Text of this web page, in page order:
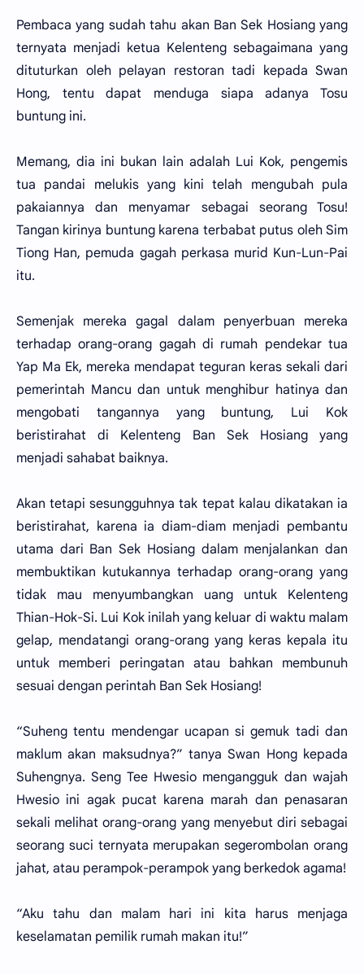
Pembaca yang sudah tahu akan Ban Sek Hosiang yang
ternyata menjadi ketua Kelenteng sebagaimana yang
dituturkan oleh pelayan restoran tadi kepada Swan
Hong, tentu dapat menduga siapa adanya Tosu
buntung ini.
Memang, dia ini bukan lain adalah Lui Kok, pengemis
tua pandai melukis yang kini telah mengubah pula
pakaiannya dan menyamar sebagai seorang Tosu!
Tangan kirinya buntung karena terbabat putus oleh Sim
Tiong Han, pemuda gagah perkasa murid Kun-Lun-Pai
itu.
Semenjak mereka gagal dalam penyerbuan mereka
terhadap orang-orang gagah di rumah pendekar tua
Yap Ma Ek, mereka mendapat teguran keras sekali dari
pemerintah Mancu dan untuk menghibur hatinya dan
mengobati tangannya yang buntung, Lui Kok
beristirahat di Kelenteng Ban Sek Hosiang yang
menjadi sahabat baiknya.
Akan tetapi sesungguhnya tak tepat kalau dikatakan ia
beristirahat, karena ia diam-diam menjadi pembantu
utama dari Ban Sek Hosiang dalam menjalankan dan
membuktikan kutukannya terhadap orang-orang yang
tidak mau menyumbangkan uang untuk Kelenteng
Thian-Hok-Si. Lui Kok inilah yang keluar di waktu malam
gelap, mendatangi orang-orang yang keras kepala itu
untuk memberi peringatan atau bahkan membunuh
sesuai dengan perintah Ban Sek Hosiang!
“Suheng tentu mendengar ucapan si gemuk tadi dan
maklum akan maksudnya?” tanya Swan Hong kepada
Suhengnya. Seng Tee Hwesio mengangguk dan wajah
Hwesio ini agak pucat karena marah dan penasaran
sekali melihat orang-orang yang menyebut diri sebagai
seorang suci ternyata merupakan segerombolan orang
jahat, atau perampok-perampok yang berkedok agama!
“Aku tahu dan malam hari ini kita harus menjaga
keselamatan pemilik rumah makan itu!”